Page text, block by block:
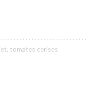
tomates cerises